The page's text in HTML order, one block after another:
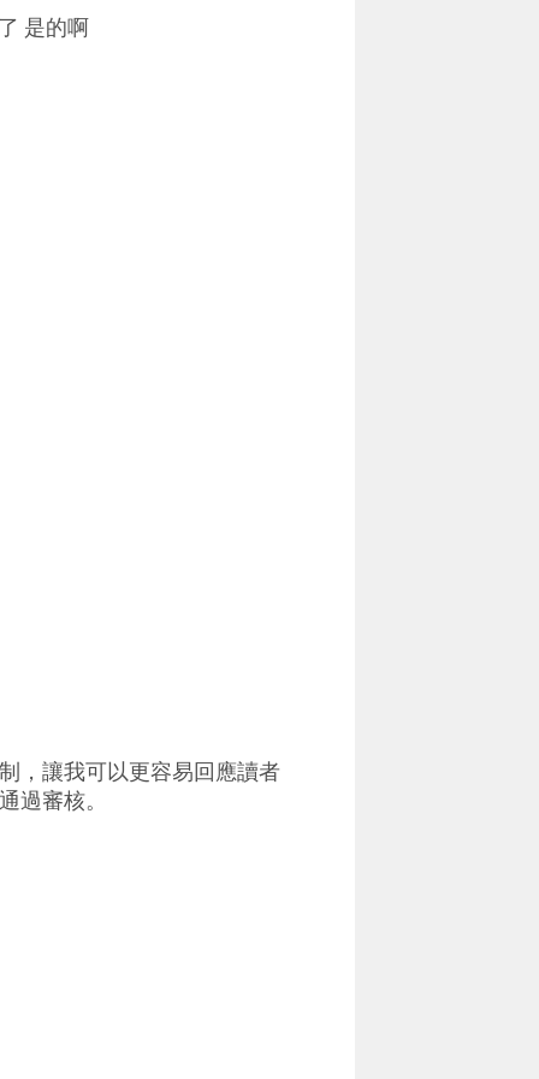
是的啊
，讓我可以更容易回應讀者
過審核。